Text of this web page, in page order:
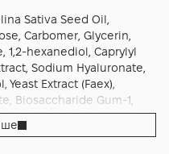
Sativa Seed Oil,
Carbomer, Glycerin,
1,2-hexanediol, Caprylyl
Sodium Hyaluronate,
Extract (Faex),
Biosaccharide Gum-1,
Red 30 Lake (Ci 73360)